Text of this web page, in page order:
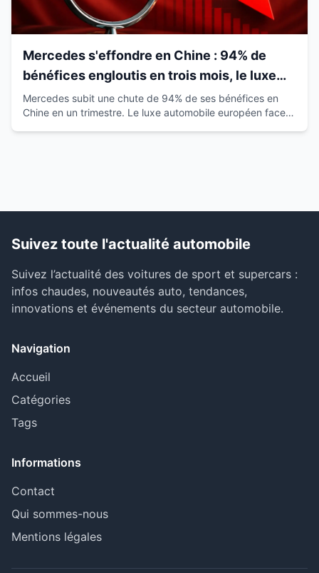
Mercedes s'effondre en Chine : 94% de
bénéfices engloutis en trois mois, le luxe
européen vacille
Mercedes subit une chute de 94% de ses bénéfices en
Chine en un trimestre. Le luxe automobile européen face à
Suivez toute l'actualité automobile
Suivez l’actualité des voitures de sport et supercars :
infos chaudes, nouveautés auto, tendances,
innovations et événements du secteur automobile.
Navigation
Accueil
Catégories
Tags
Informations
Contact
Qui sommes-nous
Mentions légales